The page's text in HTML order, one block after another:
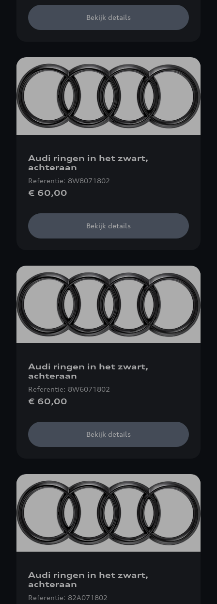
Bekijk details
Audi ringen in het zwart,
achteraan
Referentie: 8W8071802
€ 60,00
Bekijk details
Audi ringen in het zwart,
achteraan
Referentie: 8W6071802
€ 60,00
Bekijk details
Audi ringen in het zwart,
achteraan
Referentie: 82A071802